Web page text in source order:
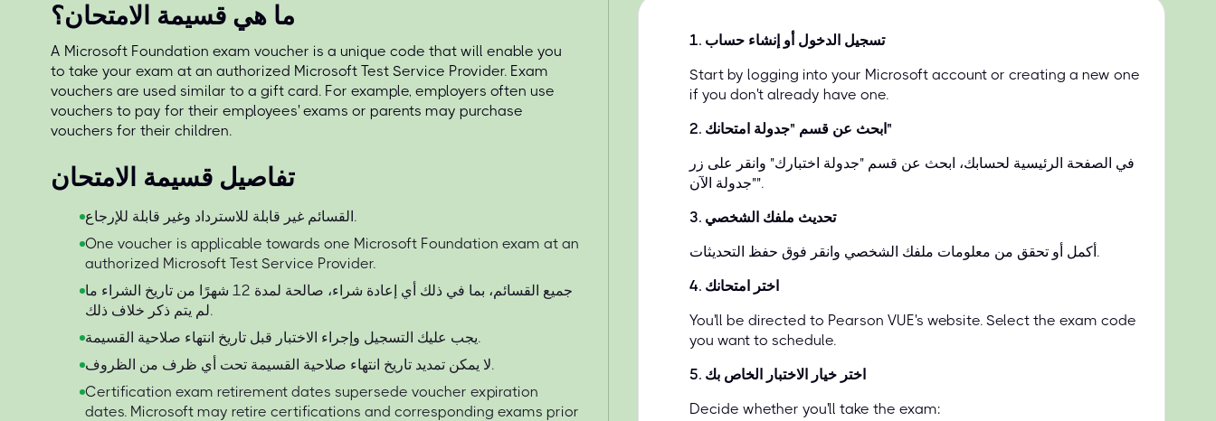
ما هي قسيمة الامتحان؟
A Microsoft Foundation exam voucher is a unique code that will enable you
to take your exam at an authorized Microsoft Test Service Provider. Exam
vouchers are used similar to a gift card. For example, employers often use
vouchers to pay for their employees' exams or parents may purchase
vouchers for their children.
تفاصيل قسيمة الامتحان
القسائم غير قابلة للاسترداد وغير قابلة للإرجاع.
One voucher is applicable towards one Microsoft Foundation exam at an
authorized Microsoft Test Service Provider.
جميع القسائم، بما في ذلك أي إعادة شراء، صالحة لمدة 12 شهرًا من تاريخ الشراء ما
لم يتم ذكر خلاف ذلك.
يجب عليك التسجيل وإجراء الاختبار قبل تاريخ انتهاء صلاحية القسيمة.
لا يمكن تمديد تاريخ انتهاء صلاحية القسيمة تحت أي ظرف من الظروف.
Certification exam retirement dates supersede voucher expiration
dates. Microsoft may retire certifications and corresponding exams prior
1. تسجيل الدخول أو إنشاء حساب
Start by logging into your Microsoft account or creating a new one
if you don't already have one.
2.
ابحث عن قسم "جدولة امتحانك"
في الصفحة الرئيسية لحسابك، ابحث عن قسم "جدولة اختبارك" وانقر على زر
"جدولة الآن".
3. تحديث ملفك الشخصي
أكمل أو تحقق من معلومات ملفك الشخصي وانقر فوق حفظ التحديثات.
4. اختر امتحانك
You'll be directed to Pearson VUE's website. Select the exam code
you want to schedule.
5. اختر خيار الاختبار الخاص بك
Decide whether you'll take the exam: